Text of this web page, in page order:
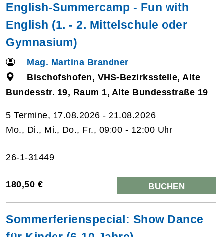
English-Summercamp - Fun with
English (1. - 2. Mittelschule oder
Gymnasium)
Mag. Martina Brandner
Bischofshofen, VHS-Bezirksstelle, Alte
Bundesstr. 19, Raum 1, Alte Bundesstraße 19
5 Termine, 17.08.2026 - 21.08.2026
Mo., Di., Mi., Do., Fr., 09:00 - 12:00 Uhr
26-1-31449
180,50 € BUCHEN
Sommerferienspecial: Show Dance